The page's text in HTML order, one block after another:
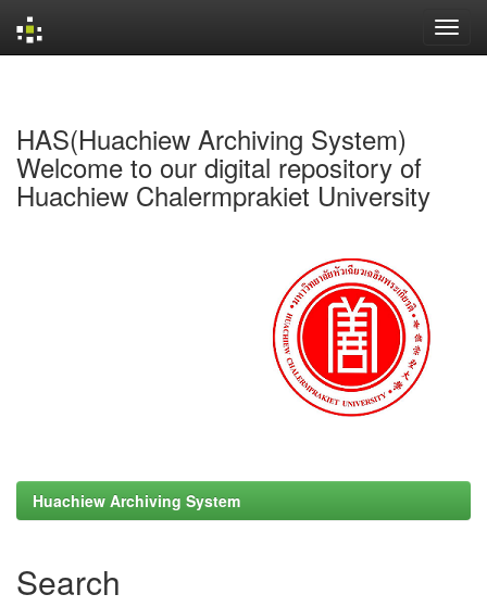
HAS(Huachiew Archiving System)
Welcome to our digital repository of
Huachiew Chalermprakiet University
Huachiew Archiving System
Search